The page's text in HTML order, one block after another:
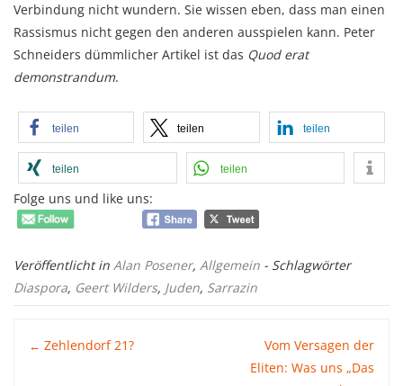
Verbindung nicht wundern. Sie wissen eben, dass man einen
Rassismus nicht gegen den anderen ausspielen kann. Peter
Schneiders dümmlicher Artikel ist das Quod erat
demonstrandum.
teilen teilen teilen
teilen teilen
Folge uns und like uns:
Veröffentlicht in Alan Posener, Allgemein - Schlagwörter
Diaspora, Geert Wilders, Juden, Sarrazin
Post
← Zehlendorf 21?
Vom Versagen der
Eliten: Was uns „Das